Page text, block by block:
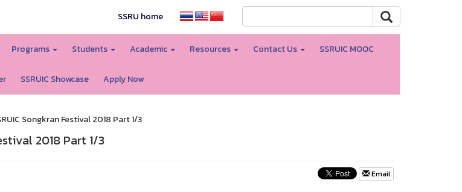
SSRU home
Programs Students Academic Resources Contact Us SSRUIC MOOC
SSRUIC Showcase Apply Now
Songkran Festival 2018 Part 1/3
2018 Part 1/3
Email